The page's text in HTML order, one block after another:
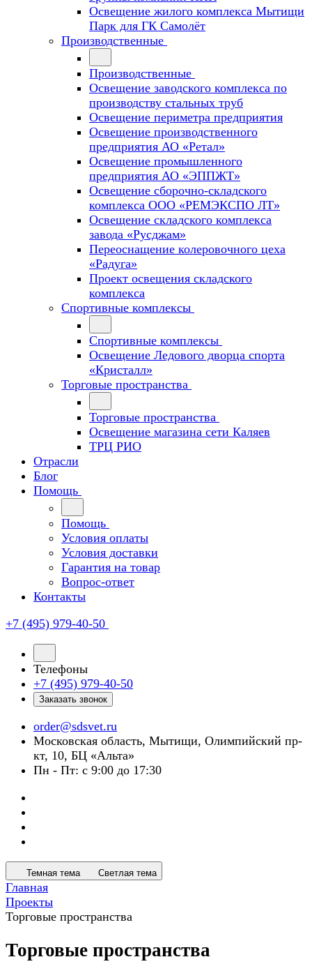
Освещение жилого комплекса Мытищи
Парк для ГК Самолёт
Производственные
Производственные
Освещение заводского комплекса по
производству стальных труб
Освещение периметра предприятия
Освещение производственного
предприятия АО «Ретал»
Освещение промышленного
предприятия АО «ЭППЖТ»
Освещение сборочно-складского
комплекса ООО «РЕМЭКСПО ЛТ»
Освещение складского комплекса
завода «Русджам»
Переоснащение колеровочного цеха
«Радуга»
Проект освещения складского
комплекса
Спортивные комплексы
Спортивные комплексы
Освещение Ледового дворца спорта
«Кристалл»
Торговые пространства
Торговые пространства
Освещение магазина сети Каляев
ТРЦ РИО
Отрасли
Блог
Помощь
Помощь
Условия оплаты
Условия доставки
Гарантия на товар
Вопрос-ответ
Контакты
+7 (495) 979-40-50
Телефоны
+7 (495) 979-40-50
Заказать звонок
order@sdsvet.ru
Московская область, Мытищи, Олимпийский пр-
кт, 10, БЦ «Альта»
Пн - Пт: с 9:00 до 17:30
Темная тема Светлая тема
Главная
Проекты
Торговые пространства
Торговые пространства